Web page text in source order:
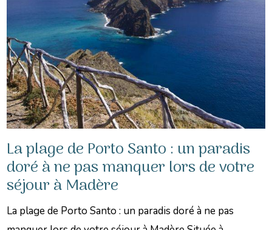
La plage de Porto Santo : un paradis
doré à ne pas manquer lors de votre
séjour à Madère
La plage de Porto Santo : un paradis doré à ne pas